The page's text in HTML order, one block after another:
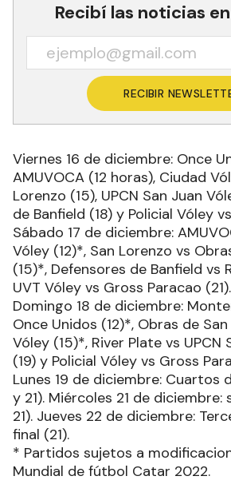
Recibí las noticias
RECIBIR
Viernes 16 de diciembre: Once
AMUVOCA (12 horas), Ciudad
Lorenzo (15), UPCN San Juan
de Banfield (18) y Policial Vóley
Sábado 17 de diciembre:
Vóley (12)*, San Lorenzo vs
(15)*, Defensores de Banfield vs
UVT Vóley vs Gross Paracao (21).
Domingo 18 de diciembre:
Once Unidos (12)*, Obras de
Vóley (15)*, River Plate vs UPCN
(19) y Policial Vóley vs Gross
Lunes 19 de diciembre: Cuartos
y 21). Miércoles 21 de diciembre:
21). Jueves 22 de diciembre:
final (21).
* Partidos sujetos a
Mundial de fútbol Catar 2022.